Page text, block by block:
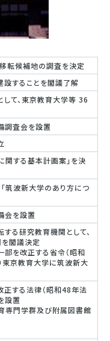
転候補地の調査を決定
することを閣議了解
て、東京教育大学等 36
調査会を設置
関する基本計画案」を決
筑波新大学のあり方につ
会を設置
る研究教育機関として、
閣議決定
を改正する省令（昭和
東京教育大学に筑波新大
する法律（昭和48年法
設置
専門学群及び附属図書館